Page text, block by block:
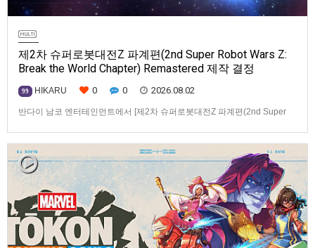
제2차 슈퍼로봇대전Z 파계편(2nd Super Robot Wars Z:
Break the World Chapter) Remastered 제작 결정
99 HIKARU 0 0 2026.08.02
반다이 남코 엔터테인먼트에서 [제2차 슈퍼로봇대전Z 파계편(2nd Super
판[제2차 슈퍼로봇대전Z 파계편]은 2011년 PSP로 발매되었으며, 2012년
에 발매되었던 [제2…